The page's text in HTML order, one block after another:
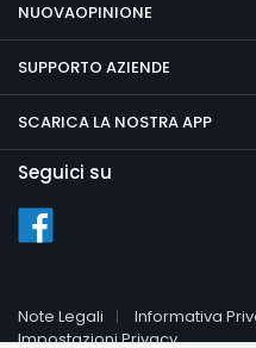
NUOVAOPINIONE
SUPPORTO AZIENDE
SCARICA LA NOSTRA APP
Seguici su
Note Legali Informativa
Impostazioni Privacy